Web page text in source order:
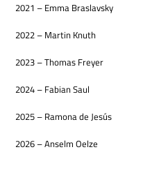
2021 – Emma Braslavsky
2022 – Mar­tin Knuth
2023 – Tho­mas Freyer
2024 – Fabian Saul
2025 – Ramona de Jesús
2026 – Anselm Oelze